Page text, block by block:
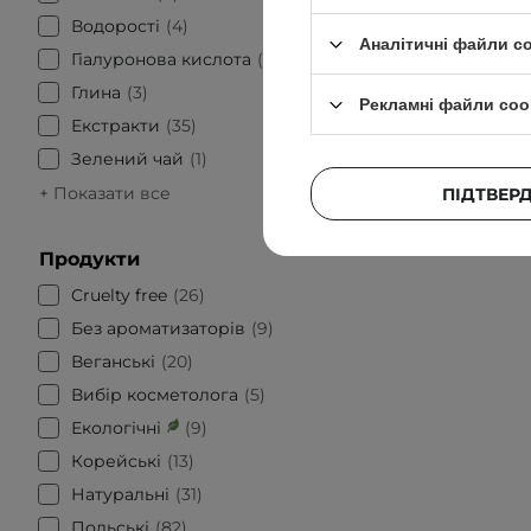
Водорості
4
Гіалуронова кислота
Глина
3
Екстракти
35
Зелений чай
1
+ Показати все
Продукти
Cruelty free 26
Без ароматизаторів
9
Веганські
20
Вибір косметолога
5
Екологічні
9
Корейські
13
Натуральні
31
Аналітичні файли
Рекламні файли